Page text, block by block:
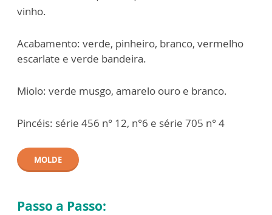
vinho.
Acabamento: verde, pinheiro, branco, vermelho
escarlate e verde bandeira.
Miolo: verde musgo, amarelo ouro e branco.
Pincéis: série 456 n° 12, n°6 e série 705 n° 4
MOLDE
Passo a Passo: